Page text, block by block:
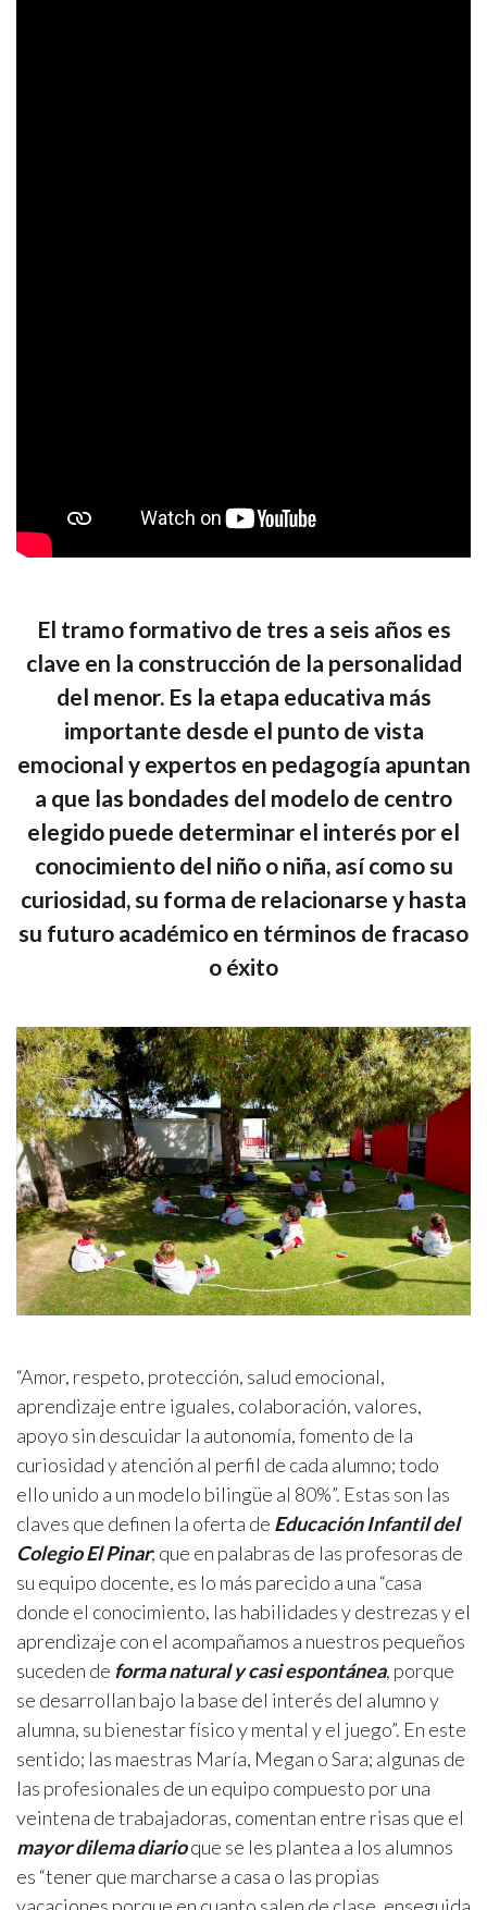
El tramo formativo de tres a seis años es
clave en la construcción de la personalidad
del menor. Es la etapa educativa más
importante desde el punto de vista
emocional y expertos en pedagogía apuntan
a que las bondades del modelo de centro
elegido puede determinar el interés por el
conocimiento del niño o niña, así como su
curiosidad, su forma de relacionarse y hasta
su futuro académico en términos de fracaso
o éxito
“Amor, respeto, protección, salud emocional,
aprendizaje entre iguales, colaboración, valores,
apoyo sin descuidar la autonomía, fomento de la
curiosidad y atención al perfil de cada alumno; todo
ello unido a un modelo bilingüe al 80%”. Estas son las
claves que definen la oferta de Educación Infantil del
Colegio El Pinar; que en palabras de las profesoras de
su equipo docente, es lo más parecido a una “casa
donde el conocimiento, las habilidades y destrezas y el
aprendizaje con el acompañamos a nuestros pequeños
suceden de forma natural y casi espontánea, porque
se desarrollan bajo la base del interés del alumno y
alumna, su bienestar físico y mental y el juego”. En este
sentido; las maestras María, Megan o Sara; algunas de
las profesionales de un equipo compuesto por una
veintena de trabajadoras, comentan entre risas que el
mayor dilema diarioque se les plantea a los alumnos
es “tener que marcharse a casa o las propias
vacaciones porque en cuanto salen de clase, enseguida